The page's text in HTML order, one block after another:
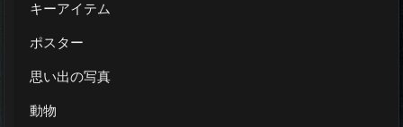
キーアイテム
ポスター
思い出の写真
動物